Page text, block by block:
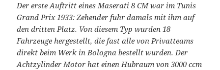
Der erste Auftritt eines Maserati 8 CM war im Tunis
Grand Prix 1933: Zehender fuhr damals mit ihm auf
den dritten Platz. Von diesem Typ wurden 18
Fahrzeuge hergestellt, die fast alle von Privatteams
direkt beim Werk in Bologna bestellt wurden. Der
Achtzylinder Motor hat einen Hubraum von 3000 ccm